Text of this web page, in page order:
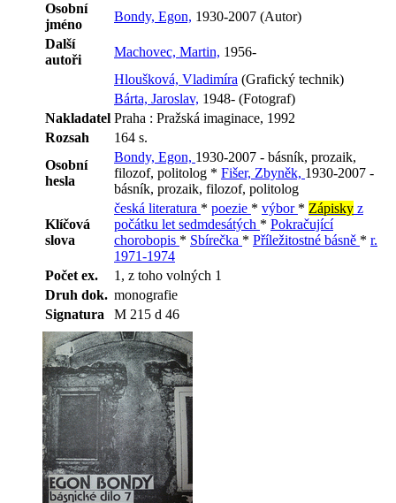
Osobní
jméno
Bondy, Egon, 1930-2007 (Autor)
Další
autoři
Machovec, Martin, 1956-
Hloušková, Vladimíra (Grafický technik)
Bárta, Jaroslav, 1948- (Fotograf)
Nakladatel Praha : Pražská imaginace, 1992
Rozsah
164 s.
Osobní
hesla
Bondy, Egon, 1930-2007 - básník, prozaik,
filozof, politolog * Fišer, Zbyněk, 1930-2007 -
básník, prozaik, filozof, politolog
Klíčová
slova
česká literatura * poezie * výbor * Zápisky z
počátku let sedmdesátých * Pokračující
chorobopis * Sbírečka * Příležitostné básně * r.
1971-1974
Počet ex.
1, z toho volných 1
Druh dok. monografie
Signatura
M 215 d 46